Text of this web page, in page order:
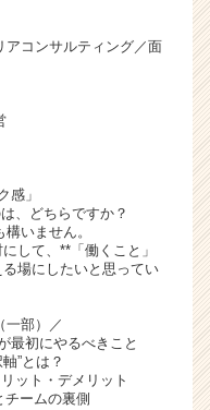
アコンサルティング／面
感」
、どちらですか？
いません。
して、**「働くこと」
場にしたいと思ってい
一部）／
最初にやるべきこと
”とは？
ット・デメリット
ームの裏側